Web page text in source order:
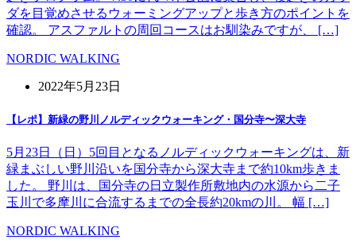
ダを目覚めさせるウォーミングアップと歩き方のポイントを
確認。 アスファルトの周回コースはお馴染みですが、 […]
NORDIC WALKING
2022年5月23日
【レポ】新緑の野川ノルディックウォーキング・国分寺〜深大寺
5月23日（日）5回目となるノルディックウォーキングは、新
緑まぶしい野川沿いを国分寺から深大寺まで約10km歩きま
した。 野川は、国分寺の日立製作所敷地内の水源から二子
玉川で多摩川に合流するまでの全長約20kmの川。 幅 […]
NORDIC WALKING